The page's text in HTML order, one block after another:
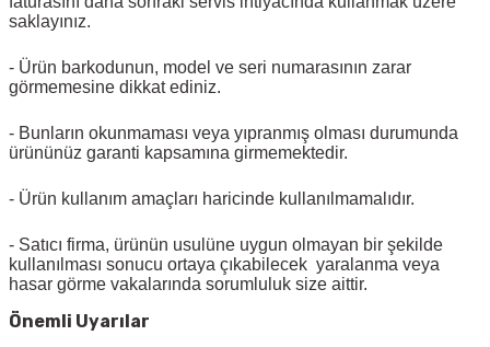
saklayınız.
- Ürün barkodunun, model ve seri numarasının zarar
görmemesine dikkat ediniz.
- Bunların okunmaması veya yıpranmış olması durumunda
ürününüz garanti kapsamına girmemektedir.
- Ürün kullanım amaçları haricinde kullanılmamalıdır.
- Satıcı firma, ürünün usulüne uygun olmayan bir şekilde
kullanılması sonucu ortaya çıkabilecek yaralanma veya
hasar görme vakalarında sorumluluk size aittir.
Önemli Uyarılar